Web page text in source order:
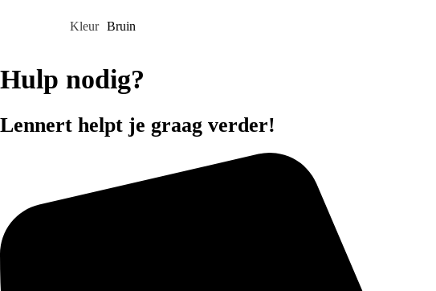
Kleur Bruin
Hulp nodig?
Lennert helpt je graag verder!